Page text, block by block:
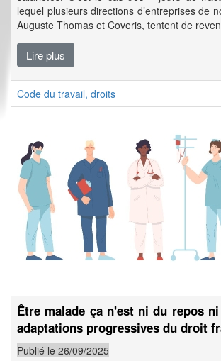
lequel plusieurs directions d’entreprises de
Auguste Thomas et Coveris, tentent de
Lire plus
Code du travail, droits
Être malade ça n'est ni du repos
adaptations progressives du droit
Publié le 26/09/2025